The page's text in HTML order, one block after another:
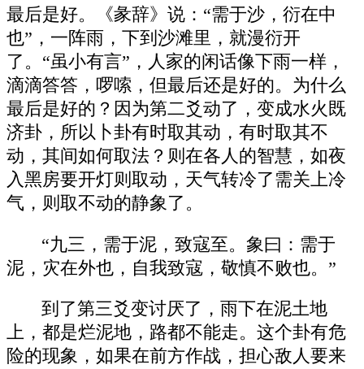
最后是好。《彖辞》说：“需于沙，衍在中
也”，一阵雨，下到沙滩里，就漫衍开
了。“虽小有言”，人家的闲话像下雨一样，
滴滴答答，啰嗦，但最后还是好的。为什么
最后是好的？因为第二爻动了，变成水火既
济卦，所以卜卦有时取其动，有时取其不
动，其间如何取法？则在各人的智慧，如夜
入黑房要开灯则取动，天气转冷了需关上冷
气，则取不动的静象了。
“九三，需于泥，致寇至。象曰：需于
泥，灾在外也，自我致寇，敬慎不败也。”
到了第三爻变讨厌了，雨下在泥土地
上，都是烂泥地，路都不能走。这个卦有危
险的现象，如果在前方作战，担心敌人要来